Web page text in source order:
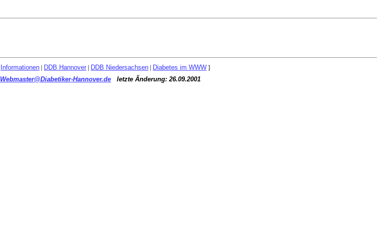
Informationen | DDB Hannover | DDB Niedersachsen | Diabetes im WWW ]
Webmaster@Diabetiker-Hannover.de letzte Änderung:26.09.2001